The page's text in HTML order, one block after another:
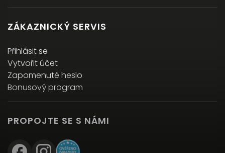
ZÁKAZNICKÝ SERVIS
Přihlásit se
Vytvořit účet
Zapomenuté heslo
Bonusový program
PROPOJTE SE S NÁMI